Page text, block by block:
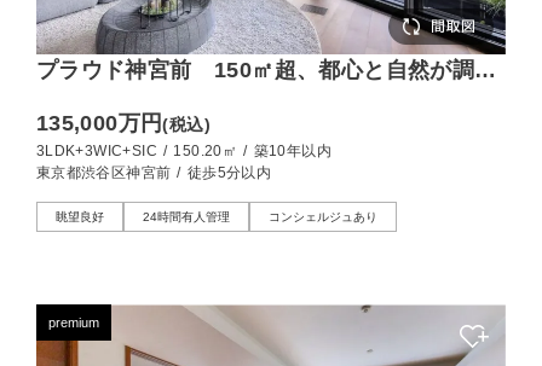
プラウド神宮前 150㎡超、都心と自然が調和
135,000万円(税込)
3LDK+3WIC+SIC / 150.20㎡ / 築10年以内
東京都渋谷区神宮前 / 徒歩5分以内
眺望良好 24時間有人管理 コンシェルジュあり
premium